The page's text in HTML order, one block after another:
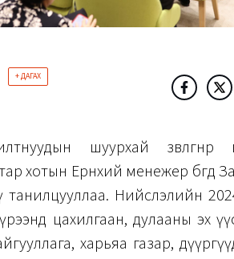
+ ДАГАХ
шуурхай зөвлөгөөнөөр
хотын Ерөнхий менежер бөгөөд
танилцууллаа. Нийслэлийн
цахилгаан, дулааны эх
харьяа газар,